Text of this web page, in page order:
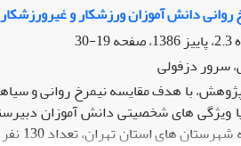
روانی دانش آموزان ورزشکار و
19-30
سرور دزفولی
با هدف مقایسه نیمرخ روانی و
ویژگی های شخصیتی دانش آموزان